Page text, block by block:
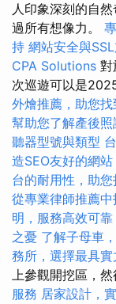
人印象深刻的自
過所有想像力。
持 網站安全與
CPA Solutions 對
次巡遊可以是
外燴推薦，助您
幫助您了解產後照
聽器型號與類型
造SEO友好的網站
台的耐用性，助
從專業律師推薦
明，服務高效可靠
之憂 了解子母車
務所，選擇最具
上參觀開挖區，
服務 居家設計，